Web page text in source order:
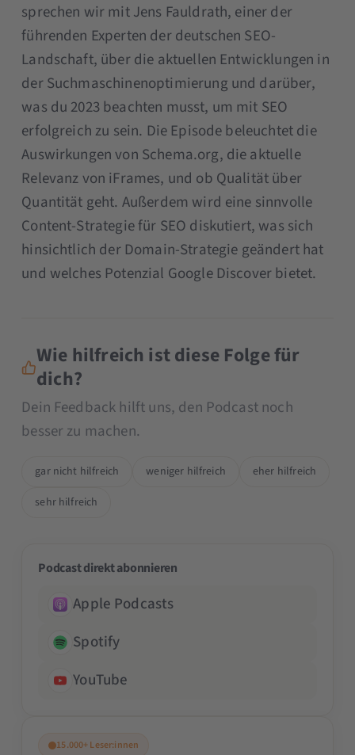
sprechen wir mit Jens Fauldrath, einer der
führenden Experten der deutschen SEO-
Landschaft, über die aktuellen Entwicklungen in
der Suchmaschinenoptimierung und darüber,
was du 2023 beachten musst, um mit SEO
erfolgreich zu sein. Die Episode beleuchtet die
Auswirkungen von Schema.org, die aktuelle
Relevanz von iFrames, und ob Qualität über
Quantität geht. Außerdem wird eine sinnvolle
Content-Strategie für SEO diskutiert, was sich
hinsichtlich der Domain-Strategie geändert hat
und welches Potenzial Google Discover bietet.
Wie hilfreich ist diese Folge für
dich?
Dein Feedback hilft uns, den Podcast noch
besser zu machen.
gar nicht hilfreich weniger hilfreich
eher hilfreich
sehr hilfreich
Podcast direkt abonnieren
Apple Podcasts
Spotify
YouTube
15.000+ Leser:innen